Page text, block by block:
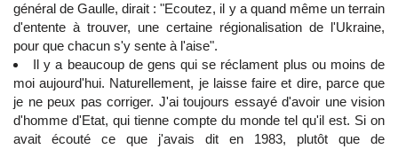
général de Gaulle, dirait : "Ecoutez, il y a quand même un terrain
d'entente à trouver, une certaine régionalisation de l'Ukraine,
pour que chacun s'y sente à l'aise".
Il y a beaucoup de gens qui se réclament plus ou moins de
moi aujourd'hui. Naturellement, je laisse faire et dire, parce que
je ne peux pas corriger. J'ai toujours essayé d'avoir une vision
d'homme d'Etat, qui tienne compte du monde tel qu'il est. Si on
avait écouté ce que j'avais dit en 1983, plutôt que de